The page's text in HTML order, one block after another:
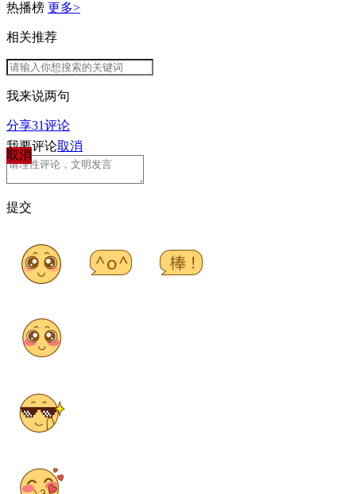
热播榜 更多>
相关推荐
我来说两句
分享31评论
取消
我要评论取消
提交